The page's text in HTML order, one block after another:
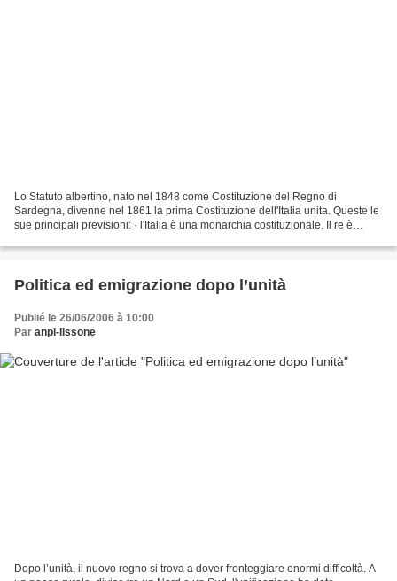
Lo Statuto albertino, nato nel 1848 come Costituzione del Regno di
Sardegna, divenne nel 1861 la prima Costituzione dell'Italia unita. Queste le
sue principali previsioni: · l'Italia è una monarchia costituzionale. Il re è
Politica ed emigrazione dopo l’unità
Publié le 26/06/2006 à 10:00
Par anpi-lissone
Dopo l’unità, il nuovo regno si trova a dover fronteggiare enormi difficoltà. A